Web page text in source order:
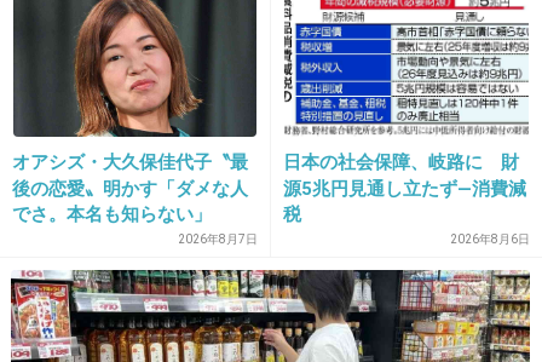
1件の返信
+56 -4
25. 匿名 2020/01/21(火) 23:31:45
アルージェの化粧水と乳液使ってます！
今のところ順調。
ミノン、ノブ、キュレルは痒くなってダメだっ
オアシズ・大久保佳代子〝最
後の恋愛〟明かす「ダメな人
でさ。本名も知らない」
2026年8月7日
日本の社会保障、岐路に 財
源5兆円見通し立たず―消費減
税
2026年8月6日